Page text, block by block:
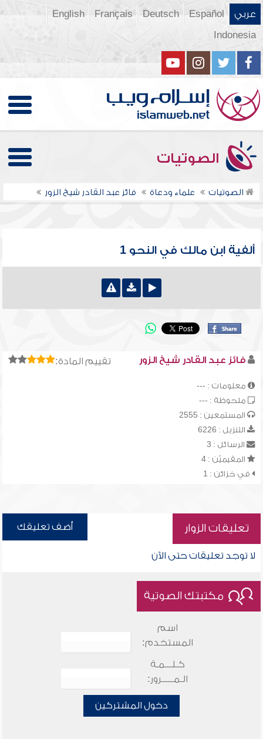
عربي Español
Deutsch
Français
English
Indonesia
الصوتيات
الصوتيات علماء ودعاة فائز عبد القادر شيخ الزور
ألفية ابن مالك في النحو 1
تقييم المادة: فائز عبد القادر شيخ الزور
معلومات : ---
ملحوظة : ---
المستمعين : 2555
التنزيل : 6226
الرسائل : 3
المقيميّن : 4
في خزائن : 1
تعليقات الزوار أضف تعليقك
لا توجد تعليقات حتى الآن
مكتبتك الصوتية
اسم
المستخدم:
كـلـــمـة
الـمـــــرور:
دخول المشتركين